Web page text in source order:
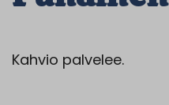
Kahvio palvelee.